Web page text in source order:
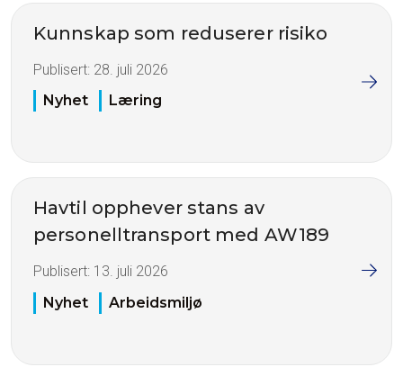
Kunnskap som reduserer risiko
Publisert: 28. juli 2026
Nyhet
Læring
Havtil opphever stans av
personelltransport med AW189
Publisert: 13. juli 2026
Nyhet
Arbeidsmiljø